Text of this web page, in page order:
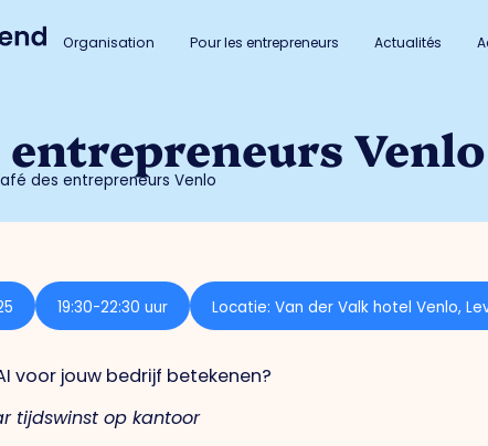
Organisation Pour les entrepreneurs Actualités
entrepreneurs Venlo
des entrepreneurs Venlo
19:30-22:30 uur Locatie: Van der Valk hotel Venlo,
voor jouw bedrijf betekenen?
tijdswinst op kantoor